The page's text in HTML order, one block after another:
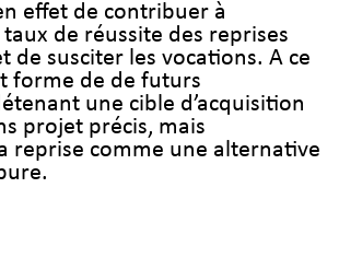
effet de contribuer à
de réussite des reprises
de susciter les vocations. A ce
forme de de futurs
une cible d’acquisition
projet précis, mais
reprise comme une alternative